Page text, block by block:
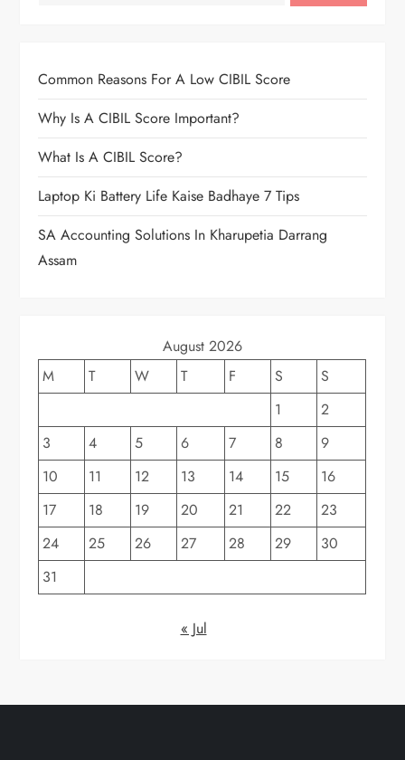
Common Reasons For A Low CIBIL Score
Why Is A CIBIL Score Important?
What Is A CIBIL Score?
Laptop Ki Battery Life Kaise Badhaye 7 Tips
SA Accounting Solutions In Kharupetia Darrang
Assam
August 2026
M
T W T F S
S
1
2
3
4 5 6 7 8
9
10
11 12 13 14 15
16
17
18 19 20 21 22
23
24
25 26 27 28 29
30
31
« Jul